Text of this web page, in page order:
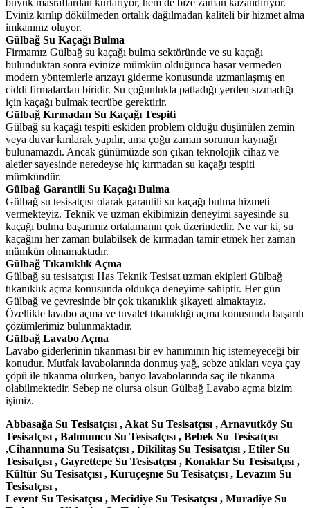
Eviniz kırılıp dökülmeden ortalık dağılmadan kaliteli bir hizmet alma
imkanınız oluyor.
Gülbağ Su Kaçağı Bulma
Firmamız Gülbağ su kaçağı bulma sektöründe ve su kaçağı
bulunduktan sonra evinize mümkün olduğunca hasar vermeden
modern yöntemlerle arızayı giderme konusunda uzmanlaşmış en
ciddi firmalardan biridir. Su çoğunlukla patladığı yerden sızmadığı
için kaçağı bulmak tecrübe gerektirir.
Gülbağ Kırmadan Su Kaçağı Tespiti
Gülbağ su kaçağı tespiti eskiden problem olduğu düşünülen zemin
veya duvar kırılarak yapılır, ama çoğu zaman sorunun kaynağı
bulunamazdı. Ancak günümüzde son çıkan teknolojik cihaz ve
aletler sayesinde neredeyse hiç kırmadan su kaçağı tespiti
mümkündür.
Gülbağ Garantili Su Kaçağı Bulma
Gülbağ su tesisatçısı olarak garantili su kaçağı bulma hizmeti
vermekteyiz. Teknik ve uzman ekibimizin deneyimi sayesinde su
kaçağı bulma başarımız ortalamanın çok üzerindedir. Ne var ki, su
kaçağını her zaman bulabilsek de kırmadan tamir etmek her zaman
mümkün olmamaktadır.
Gülbağ Tıkanıklık Açma
Gülbağ su tesisatçısı Has Teknik Tesisat uzman ekipleri Gülbağ
tıkanıklık açma konusunda oldukça deneyime sahiptir. Her gün
Gülbağ ve çevresinde bir çok tıkanıklık şikayeti almaktayız.
Özellikle lavabo açma ve tuvalet tıkanıklığı açma konusunda başarılı
çözümlerimiz bulunmaktadır.
Gülbağ Lavabo Açma
Lavabo giderlerinin tıkanması bir ev hanımının hiç istemeyeceği bir
konudur. Mutfak lavabolarında donmuş yağ, sebze atıkları veya çay
çöpü ile tıkanma olurken, banyo lavabolarında saç ile tıkanma
olabilmektedir. Sebep ne olursa olsun Gülbağ Lavabo açma bizim
işimiz.
Abbasağa Su Tesisatçısı , Akat Su Tesisatçısı , Arnavutköy Su
Tesisatçısı , Balmumcu Su Tesisatçısı , Bebek Su Tesisatçısı
,Cihannuma Su Tesisatçısı , Dikilitaş Su Tesisatçısı , Etiler Su
Tesisatçısı , Gayrettepe Su Tesisatçısı , Konaklar Su Tesisatçısı ,
Kültür Su Tesisatçısı , Kuruçeşme Su Tesisatçısı , Levazım Su
Tesisatçısı ,
Levent Su Tesisatçısı , Mecidiye Su Tesisatçısı , Muradiye Su